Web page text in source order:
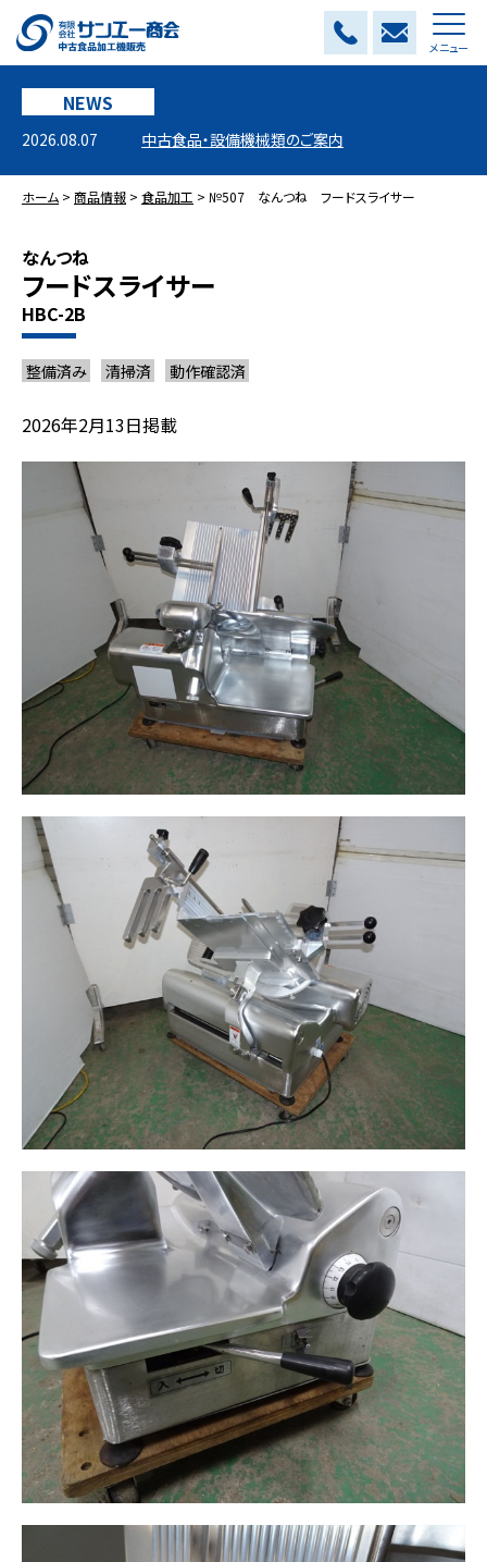
メニュー
NEWS
2026.08.07 中古食品・設備機械類のご案内
ホーム > 商品情報 > 食品加工 > №507 なんつね フードスライサー
なんつね
フードスライサー
HBC-2B
整備済み 清掃済 動作確認済
2026年2月13日掲載